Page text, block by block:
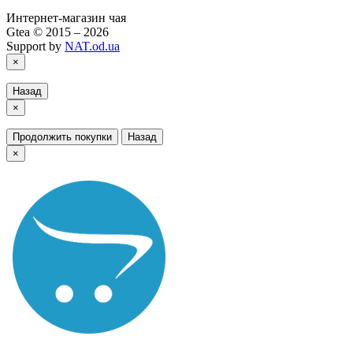
Интернет-магазин чая
Gtea © 2015 – 2026
Support by NAT.od.ua
×
Назад
×
Продолжить покупки
Назад
×